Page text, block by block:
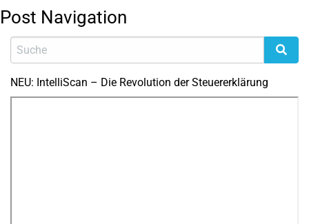
Post Navigation
NEU: IntelliScan – Die Revolution der Steuererklärung